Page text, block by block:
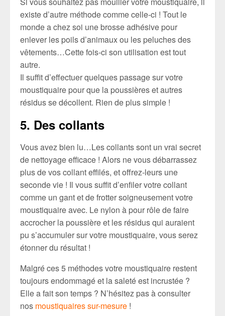
existe d’autre méthode comme celle-ci ! Tout le
monde a chez soi une brosse adhésive pour
enlever les poils d’animaux ou les peluches des
vêtements…Cette fois-ci son utilisation est tout
autre.
Il suffit d’effectuer quelques passage sur votre
moustiquaire pour que la poussières et autres
résidus se décollent. Rien de plus simple !
5. Des collants
Vous avez bien lu…Les collants sont un vrai secret
de nettoyage efficace ! Alors ne vous débarrassez
plus de vos collant effilés, et offrez-leurs une
seconde vie ! Il vous suffit d’enfiler votre collant
comme un gant et de frotter soigneusement votre
moustiquaire avec. Le nylon à pour rôle de faire
accrocher la poussière et les résidus qui auraient
pu s’accumuler sur votre moustiquaire, vous serez
étonner du résultat !
Malgré ces 5 méthodes votre moustiquaire restent
toujours endommagé et la saleté est incrustée ?
Elle a fait son temps ? N’hésitez pas à consulter
nos moustiquaires sur-mesure !